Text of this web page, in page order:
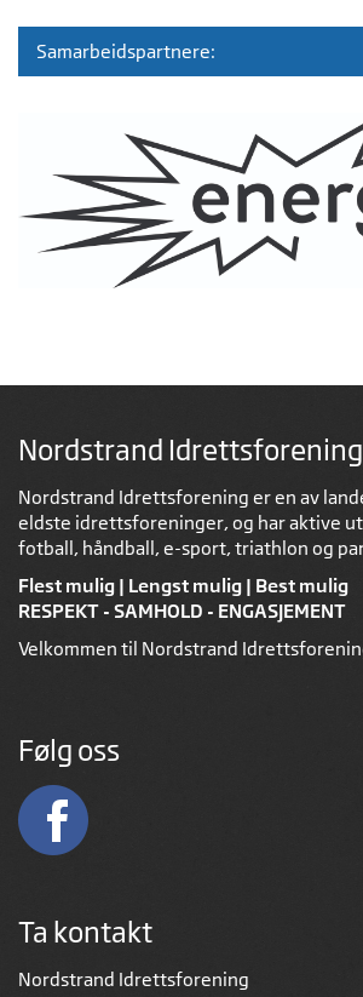
Samarbeidspartnere:
Nordstrand Idrettsforening
Nordstrand Idrettsforening er en av
eldste idrettsforeninger, og har aktive
fotball, håndball, e-sport, triathlon og
Flest mulig | Lengst mulig | Best mulig
RESPEKT - SAMHOLD - ENGASJEMENT
Velkommen til Nordstrand
Følg oss
Ta kontakt
Nordstrand Idrettsforening